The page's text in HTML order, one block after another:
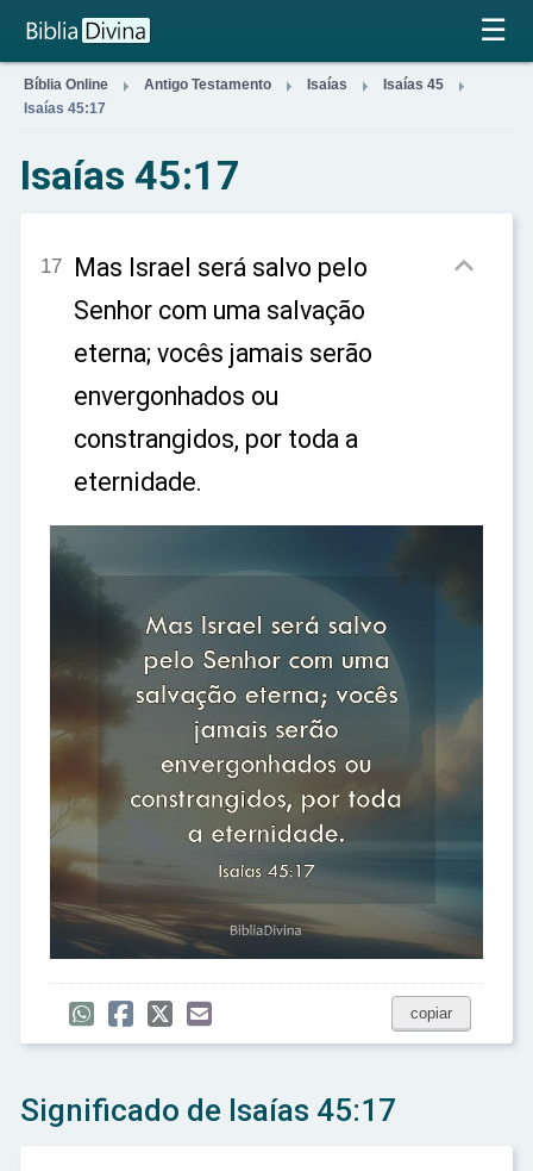
×
☰
Bíblia Online  Antigo Testamento  Isaías  Isaías 45 
Isaías 45:17
Isaías 45:17
17 Mas Israel será salvo pelo
Senhor com uma salvação
eterna; vocês jamais serão
envergonhados ou
constrangidos, por toda a
eternidade.

copiar
Significado de Isaías 45:17